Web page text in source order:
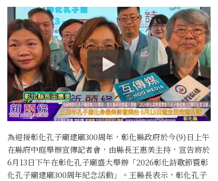
為迎接彰化孔子廟建廟300周年，彰化縣政府於今(9)日上午
在縣府中庭舉辦宣傳記者會，由縣長王惠美主持，宣告將於
6月13日下午在彰化孔子廟盛大舉辦「2026彰化詩歌節暨彰
化孔子廟建廟300周年紀念活動」。王縣長表示，彰化孔子